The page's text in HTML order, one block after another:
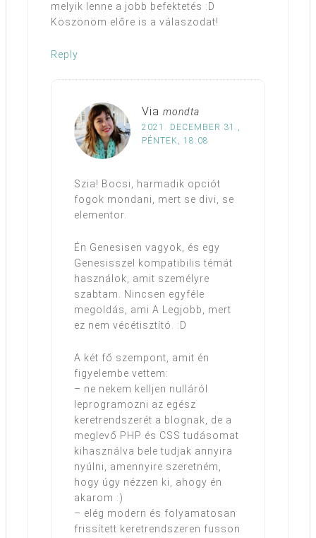
melyik lenne a jobb befektetés :D
Köszönöm előre is a válaszodat!
Reply
Via mondta
2021. DECEMBER 31.,
PÉNTEK, 18:08
Szia! Bocsi, harmadik opciót
fogok mondani, mert se divi, se
elementor.
Én Genesisen vagyok, és egy
Genesisszel kompatibilis témát
használok, amit személyre
szabtam. Nincsen egyféle
megoldás, ami A Legjobb, mert
ez nem vécétisztító. :D
A két fő szempont, amit én
figyelembe vettem:
– ne nekem kelljen nulláról
leprogramozni az egész
keretrendszerét a blognak, de a
meglevő PHP és CSS tudásomat
kihasználva bele tudjak annyira
nyúlni, amennyire szeretném,
hogy úgy nézzen ki, ahogy én
akarom :)
– elég modern és folyamatosan
frissített keretrendszeren fusson